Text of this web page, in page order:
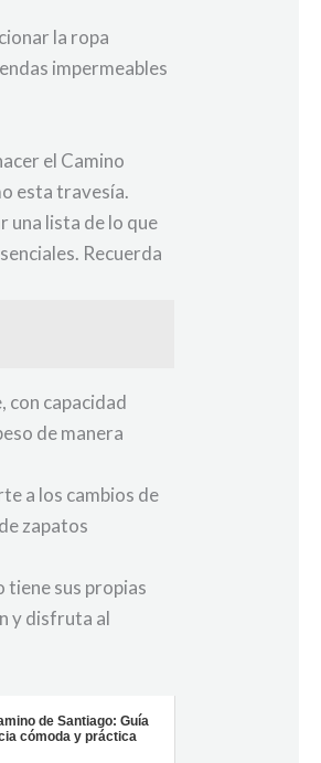
la ropa
impermeables
el Camino
esta travesía.
una lista de lo que
Recuerda
con capacidad
de manera
a los cambios de
zapatos
tiene sus propias
y disfruta al
de Santiago: Guía
cómoda y práctica